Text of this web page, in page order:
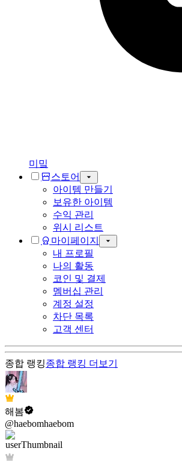
미밐
스토어
아이템 만들기
보유한 아이템
수익 관리
위시 리스트
마이페이지
내 프로필
나의 활동
코인 및 결제
멤버십 관리
계정 설정
차단 목록
고객 센터
종합 랭킹종합 랭킹 더보기
해봄
@haebomhaebom